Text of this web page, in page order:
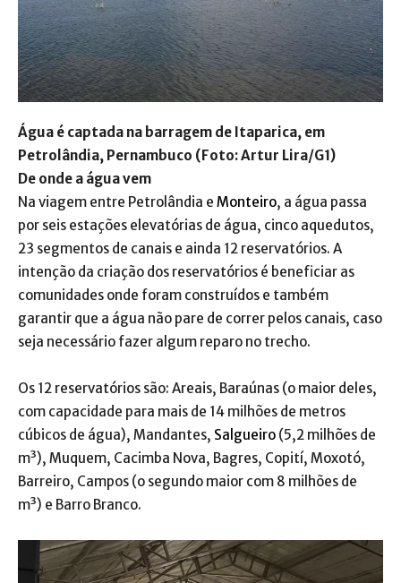
Água é captada na barragem de Itaparica, em
Petrolândia, Pernambuco (Foto: Artur Lira/G1)
De onde a água vem
Na viagem entre Petrolândia e Monteiro, a água passa
por seis estações elevatórias de água, cinco aquedutos,
23 segmentos de canais e ainda 12 reservatórios. A
intenção da criação dos reservatórios é beneficiar as
comunidades onde foram construídos e também
garantir que a água não pare de correr pelos canais, caso
seja necessário fazer algum reparo no trecho.
Os 12 reservatórios são: Areais, Baraúnas (o maior deles,
com capacidade para mais de 14 milhões de metros
cúbicos de água), Mandantes, Salgueiro (5,2 milhões de
m³), Muquem, Cacimba Nova, Bagres, Copití, Moxotó,
Barreiro, Campos (o segundo maior com 8 milhões de
m³) e Barro Branco.